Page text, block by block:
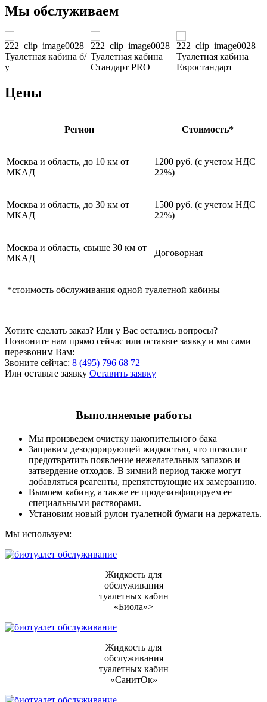
Мы обслуживаем
Туалетная кабина б/
у
Туалетная кабина
Стандарт PRO
Туалетная кабина
Евростандарт
Цены
Регион Стоимость*
Москва и область, до 10 км от
МКАД
1200 руб. (с учетом НДС
22%)
Москва и область, до 30 км от
МКАД
1500 руб. (с учетом НДС
22%)
Москва и область, свыше 30 км от
МКАД
Договорная
*стоимость обслуживания одной туалетной кабины
Хотите сделать заказ? Или у Вас остались вопросы?
Позвоните нам прямо сейчас или оставьте заявку и мы сами
перезвоним Вам:
Звоните сейчас: 8 (495) 796 68 72
Или оставьте заявку Оставить заявку
Выполняемые работы
Мы произведем очистку накопительного бака
Заправим дезодорирующей жидкостью, что позволит
предотвратить появление нежелательных запахов и
затвердение отходов. В зимний период также могут
добавляться реагенты, препятствующие их замерзанию.
Вымоем кабину, а также ее продезинфицируем ее
специальными растворами.
Установим новый рулон туалетной бумаги на держатель.
Мы используем:
Жидкость для
обслуживания
туалетных кабин
«Биола»>
Жидкость для
обслуживания
туалетных кабин
«СанитОк»